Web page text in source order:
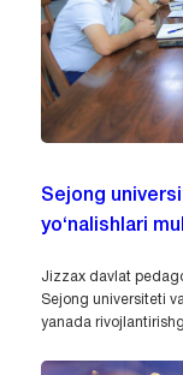
Sejong
yo‘nalishlari
Jizzax davlat
Sejong universiteti
yanada